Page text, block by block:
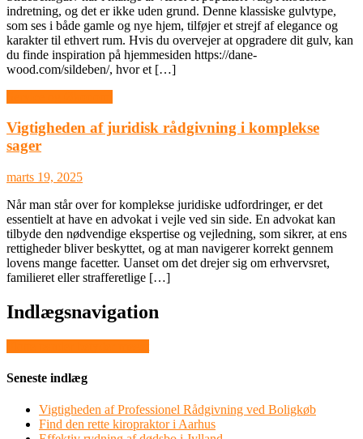
indretning, og det er ikke uden grund. Denne klassiske gulvtype,
som ses i både gamle og nye hjem, tilføjer et strejf af elegance og
karakter til ethvert rum. Hvis du overvejer at opgradere dit gulv, kan
du finde inspiration på hjemmesiden https://dane-
wood.com/sildeben/, hvor et […]
Vigtigheden af juridisk rådgivning i komplekse
sager
marts 19, 2025
Når man står over for komplekse juridiske udfordringer, er det
essentielt at have en advokat i vejle ved sin side. En advokat kan
tilbyde den nødvendige ekspertise og vejledning, som sikrer, at ens
rettigheder bliver beskyttet, og at man navigerer korrekt gennem
lovens mange facetter. Uanset om det drejer sig om erhvervsret,
familieret eller strafferetlige […]
Indlægsnavigation
Seneste indlæg
Vigtigheden af Professionel Rådgivning ved Boligkøb
Find den rette kiropraktor i Aarhus